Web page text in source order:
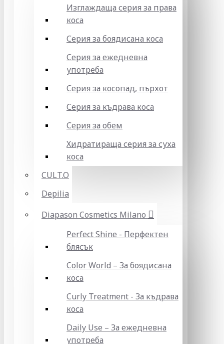
Изглаждаща серия за права
коса
Серия за боядисана коса
Серия за ежедневна
употреба
Серия за косопад, пърхот
Серия за къдрава коса
Серия за обем
Хидратираща серия за суха
коса
CULT.O
Depilia
Diapason Cosmetics Milano
Perfect Shine - Перфектен
блясък
Color World – За боядисана
коса
Curly Treatment - За къдрава
коса
Daily Use – За ежедневна
употреба